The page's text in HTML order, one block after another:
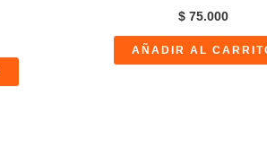
$75.000
AÑADIR AL